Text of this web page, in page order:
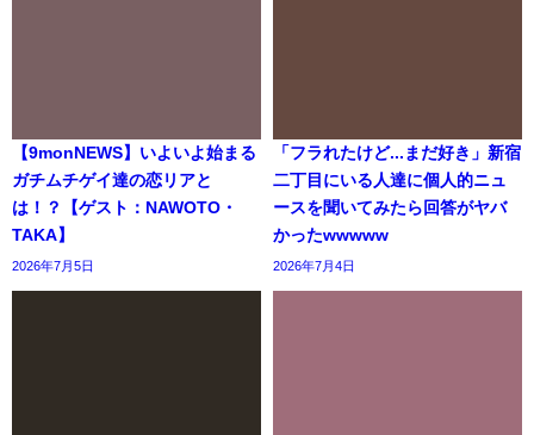
【9monNEWS】いよいよ始まる
ガチムチゲイ達の恋リアと
は！？【ゲスト：NAWOTO・
TAKA】
2026年7月5日
「フラれたけど...まだ好き」新宿
二丁目にいる人達に個人的ニュ
ースを聞いてみたら回答がヤバ
かったwwwww
2026年7月4日